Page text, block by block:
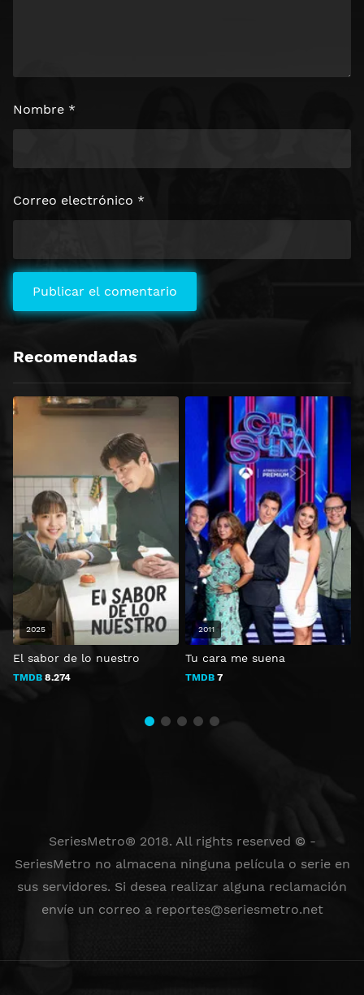
Nombre *
Correo electrónico *
Recomendadas
El sabor de lo nuestro
TMDB 8.274
2025
Tu cara me suena
TMDB 7
2011
SeriesMetro® 2018. All rights reserved © -
SeriesMetro no almacena ninguna película o serie en
sus servidores. Si desea realizar alguna reclamación
envíe un correo a reportes@seriesmetro.net